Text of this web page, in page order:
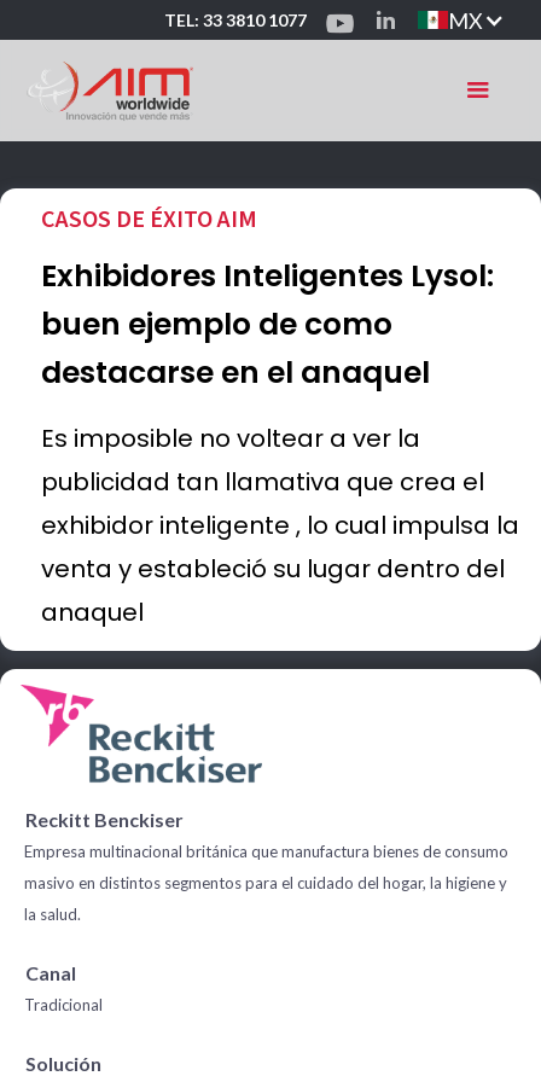
TEL: 33 3810 1077 MX
CASOS DE ÉXITO AIM
Exhibidores Inteligentes Lysol:
buen ejemplo de como
destacarse en el anaquel
Es imposible no voltear a ver la
publicidad tan llamativa que crea el
exhibidor inteligente , lo cual impulsa la
venta y estableció su lugar dentro del
anaquel
Reckitt Benckiser
Empresa multinacional británica que manufactura bienes de consumo
masivo en distintos segmentos para el cuidado del hogar, la higiene y
la salud.
Canal
Tradicional
Solución